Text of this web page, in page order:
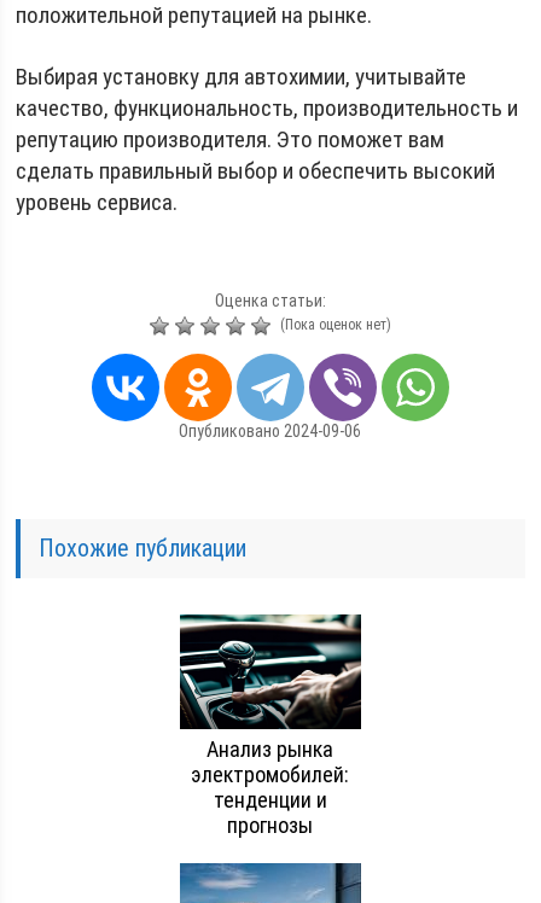
положительной репутацией на рынке.
Выбирая установку для автохимии, учитывайте
качество, функциональность, производительность и
репутацию производителя. Это поможет вам
сделать правильный выбор и обеспечить высокий
уровень сервиса.
Оценка статьи:
(Пока оценок нет)
Опубликовано 2024-09-06
Похожие публикации
Анализ рынка
электромобилей:
тенденции и
прогнозы